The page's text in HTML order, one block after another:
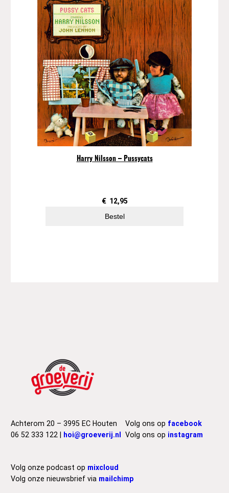
Harry Nilsson – Pussycats
€ 12,95
Bestel
Achterom 20 – 3995 EC Houten
06 52 333 122 |
hoi@groeverij.nl
Volg ons op facebook
Volg ons op instagram
Volg onze podcast op mixcloud
Volg onze nieuwsbrief via mailchimp